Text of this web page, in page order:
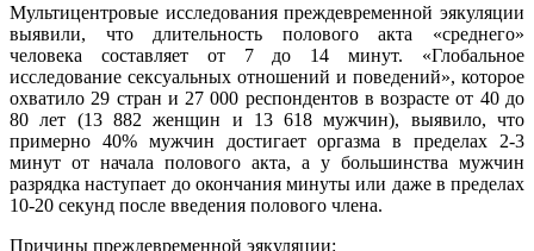
Мультицентровые исследования преждевременной эякуляции
выявили, что длительность полового акта «среднего»
человека составляет от 7 до 14 минут. «Глобальное
исследование сексуальных отношений и поведений», которое
охватило 29 стран и 27 000 респондентов в возрасте от 40 до
80 лет (13 882 женщин и 13 618 мужчин), выявило, что
примерно 40% мужчин достигает оргазма в пределах 2-3
минут от начала полового акта, а у большинства мужчин
разрядка наступает до окончания минуты или даже в пределах
10-20 секунд после введения полового члена.
Причины преждевременной эякуляции: